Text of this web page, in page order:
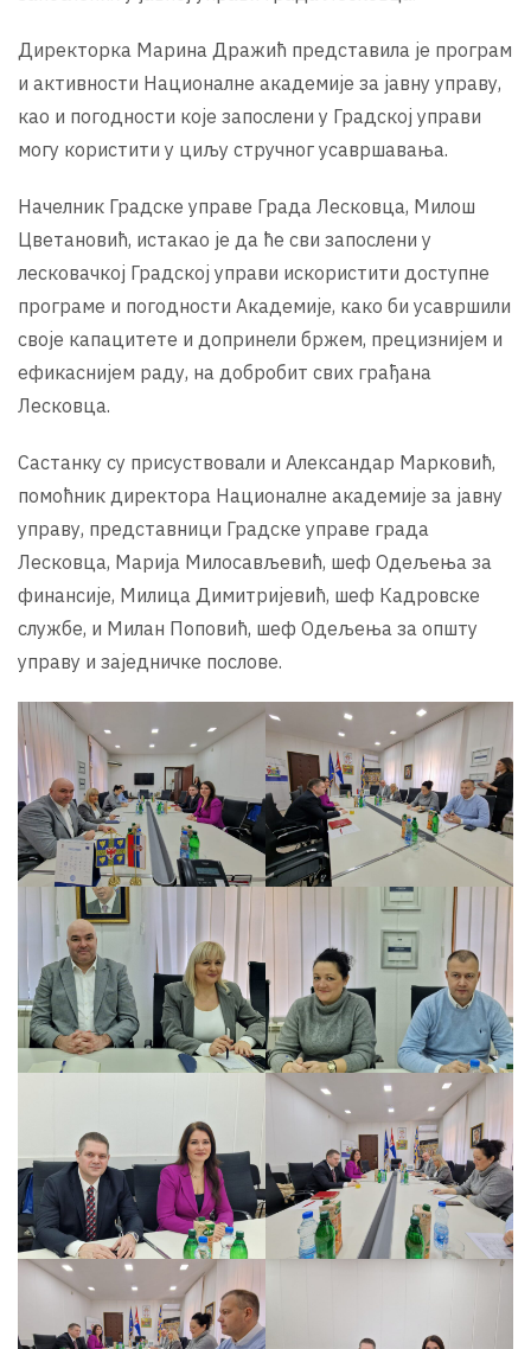
Директорка Марина Дражић представила је програм
и активности Националне академије за јавну управу,
као и погодности које запослени у Градској управи
могу користити у циљу стручног усавршавања.
Начелник Градске управе Града Лесковца, Милош
Цветановић, истакао је да ће сви запослени у
лесковачкој Градској управи искористити доступне
програме и погодности Академије, како би усавршили
своје капацитете и допринели бржем, прецизнијем и
ефикаснијем раду, на добробит свих грађана
Лесковца.
Састанку су присуствовали и Александар Марковић,
помоћник директора Националне академије за јавну
управу, представници Градске управе града
Лесковца, Марија Милосављевић, шеф Одељења за
финансије, Милица Димитријевић, шеф Кадровске
службе, и Милан Поповић, шеф Одељења за општу
управу и заједничке послове.